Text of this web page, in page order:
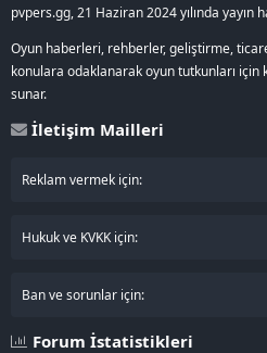
pvpers.gg, 21 Haziran 2024 yılında yayın
Oyun haberleri, rehberler, geliştirme,
konulara odaklanarak oyun tutkunları için
sunar.
İletişim Mailleri
Reklam vermek için:
Hukuk ve KVKK için:
Ban ve sorunlar için:
Forum İstatistikleri